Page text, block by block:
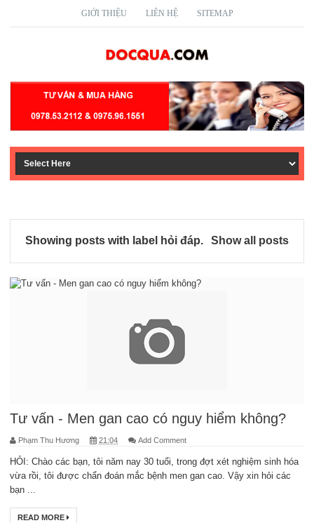
GIỚI THIỆU LIÊN HỆ SITEMAP
Showing posts with label hỏi đáp. Show all posts
Tư vấn - Men gan cao có nguy hiểm không?
Phạm Thu Hương 21:04 Add Comment
HỎI: Chào các bạn, tôi năm nay 30 tuổi, trong đợt xét nghiệm sinh hóa
vừa rồi, tôi được chẩn đoán mắc bệnh men gan cao. Vậy xin hỏi các
bạn ...
READ MORE